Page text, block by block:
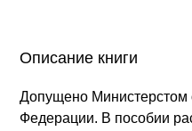
Описание книги
Допущено Министерстом
Федерации. В пособии